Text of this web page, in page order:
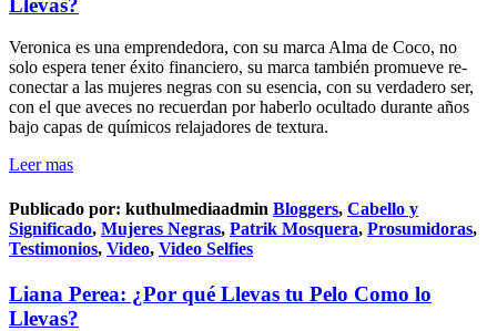
Veronica es una emprendedora, con su marca Alma de Coco, no
solo espera tener éxito financiero, su marca también promueve re-
conectar a las mujeres negras con su esencia, con su verdadero ser,
con el que aveces no recuerdan por haberlo ocultado durante años
bajo capas de químicos relajadores de textura.
Leer mas
Publicado por: kuthulmediaadmin Bloggers, Cabello y
Significado, Mujeres Negras, Patrik Mosquera, Prosumidoras,
Testimonios, Video, Video Selfies
Liana Perea: ¿Por qué Llevas tu Pelo Como lo
Llevas?